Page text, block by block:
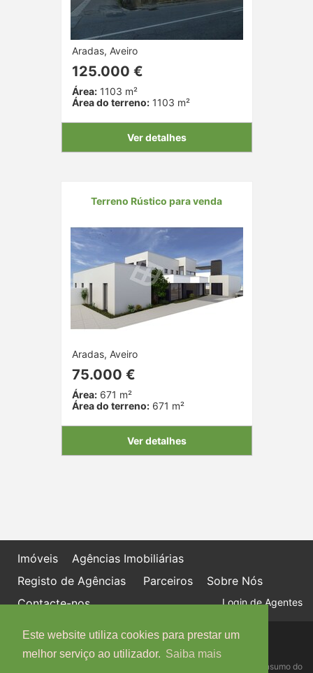
Este website utiliza cookies para prestar um
melhor serviço ao utilizador. Saiba mais
Aradas, Aveiro
125.000 €
Área:1103 m²
Área do terreno:1103 m²
Ver detalhes
Terreno Rústico para venda
Aradas, Aveiro
75.000 €
Área:671 m²
Área do terreno:671 m²
Ver detalhes
Imóveis
Agências Imobiliárias
Registo de Agências
Parceiros
Sobre Nós
Contacte-nos
Login de Agentes
Política de proteção de dados
Livro de Reclamações online
Centro de Informação, Mediação e Arbitragem de Conflitos de Consumo do